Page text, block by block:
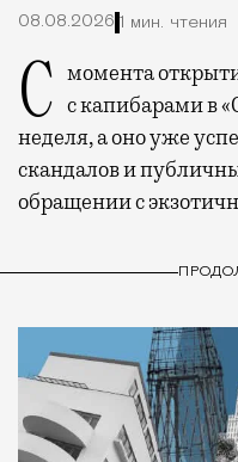
08.08.2026 1 мин. чтения
С момента открытия нового контактного кафе с капибарами в
неделя, а оно уже
скандалов и
обращении с